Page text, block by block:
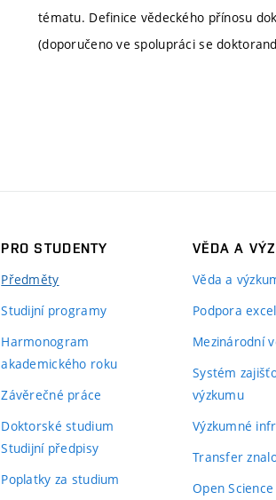
tématu. Definice vědeckého přínosu
(doporučeno ve spolupráci se
PRO STUDENTY
Předměty
Studijní programy
Harmonogram
akademického roku
Závěrečné práce
Doktorské studium
Studijní předpisy
Poplatky za studium
VĚDA A
Věda a
Podpora
Mezinárodní
Systém
výzkumu
Výzkumné
Transfer
Open Science